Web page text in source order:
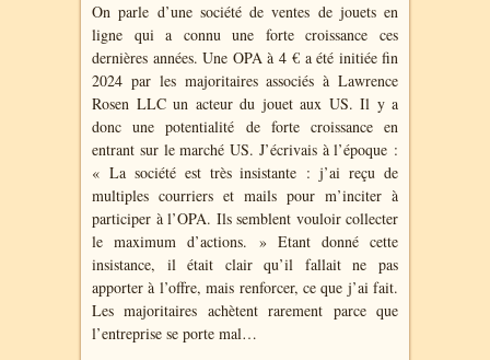
On parle d’une société de ventes de jouets en
ligne qui a connu une forte croissance ces
dernières années. Une OPA à 4 € a été initiée fin
2024 par les majoritaires associés à Lawrence
Rosen LLC un acteur du jouet aux US. Il y a
donc une potentialité de forte croissance en
entrant sur le marché US. J’écrivais à l’époque :
« La société est très insistante : j’ai reçu de
multiples courriers et mails pour m’inciter à
participer à l’OPA. Ils semblent vouloir collecter
le maximum d’actions. » Etant donné cette
insistance, il était clair qu’il fallait ne pas
apporter à l’offre, mais renforcer, ce que j’ai fait.
Les majoritaires achètent rarement parce que
l’entreprise se porte mal…